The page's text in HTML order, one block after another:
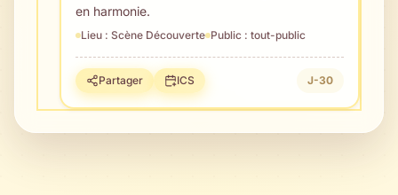
en harmonie.
Lieu : Scène Découverte Public : tout-public
Partager ICS J-30